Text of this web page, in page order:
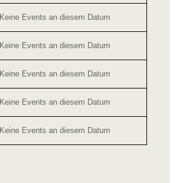
Keine Events an diesem Datum
Keine Events an diesem Datum
Keine Events an diesem Datum
Keine Events an diesem Datum
Keine Events an diesem Datum